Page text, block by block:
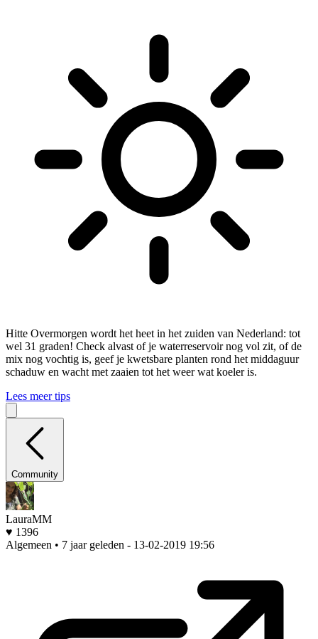
Hitte Overmorgen wordt het heet in het zuiden van Nederland: tot
wel 31 graden! Check alvast of je waterreservoir nog vol zit, of de
mix nog vochtig is, geef je kwetsbare planten rond het middaguur
schaduw en wacht met zaaien tot het weer wat koeler is.
Lees meer tips
Community
LauraMM
♥ 1396
Algemeen • 7 jaar geleden - 13-02-2019 19:56